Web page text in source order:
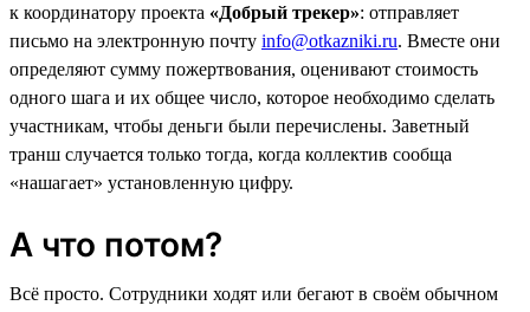
к координатору проекта «Добрый трекер»: отправляет
письмо на электронную почту info@otkazniki.ru. Вместе они
определяют сумму пожертвования, оценивают стоимость
одного шага и их общее число, которое необходимо сделать
участникам, чтобы деньги были перечислены. Заветный
транш случается только тогда, когда коллектив сообща
«нашагает» установленную цифру.
А что потом?
Всё просто. Сотрудники ходят или бегают в своём обычном